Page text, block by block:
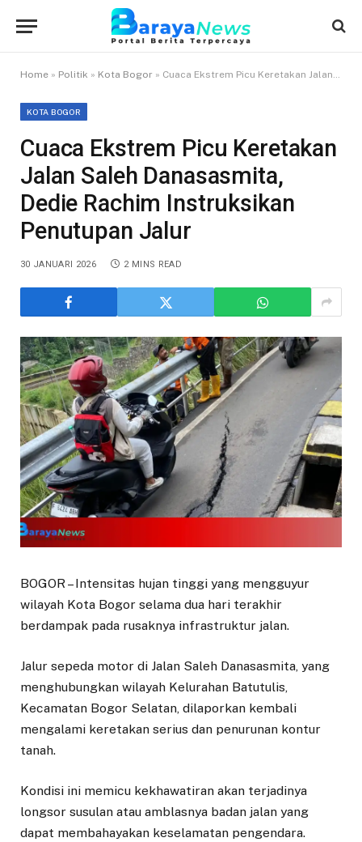
Home » Politik » Kota Bogor » Cuaca Ekstrem Picu Keretakan Jalan Saleh Danasasmita, Dedie Rachim Instruksikan Penutupan Jalur
KOTA BOGOR
Cuaca Ekstrem Picu Keretakan
Jalan Saleh Danasasmita,
Dedie Rachim Instruksikan
Penutupan Jalur
30 JANUARI 2026 2 MINS READ
BOGOR – Intensitas hujan tinggi yang mengguyur
wilayah Kota Bogor selama dua hari terakhir
berdampak pada rusaknya infrastruktur jalan.
Jalur sepeda motor di Jalan Saleh Danasasmita, yang
menghubungkan wilayah Kelurahan Batutulis,
Kecamatan Bogor Selatan, dilaporkan kembali
mengalami keretakan serius dan penurunan kontur
tanah.
Kondisi ini memicu kekhawatiran akan terjadinya
longsor susulan atau amblasnya badan jalan yang
dapat membahayakan keselamatan pengendara.